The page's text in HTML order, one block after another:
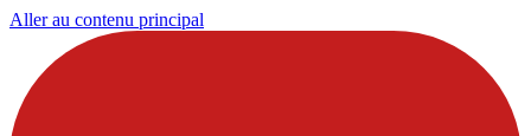
Aller au contenu principal